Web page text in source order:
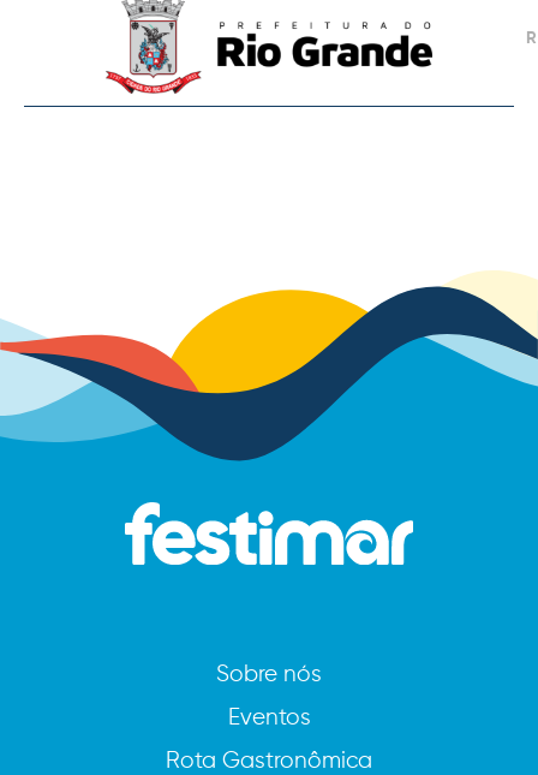
Sobre nós
Eventos
Rota Gastronômica